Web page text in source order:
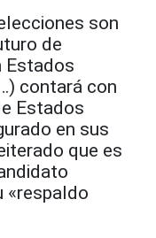
son
de
Estados
contará con
Estados
en sus
que es
«respaldo